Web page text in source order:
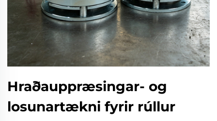
Hraðauppræsingar- og
losunartækni fyrir rúllur